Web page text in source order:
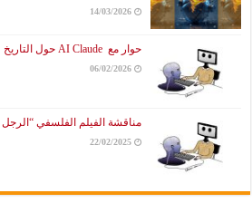
14/03/2026
حوار مع AI Claude حول التاريخ والحقيقة
06/02/2026
مناقشة الفيلم الفلسفي “الرجل غير
22/02/2025